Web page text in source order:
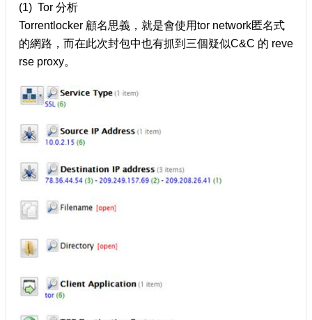
(1) Tor 分析
Torrentlocker 顧名思義，就是會使用tor network匿名式
的網路，而在此次封包中也有抓到三個疑似C&C 的 reve
rse proxy。